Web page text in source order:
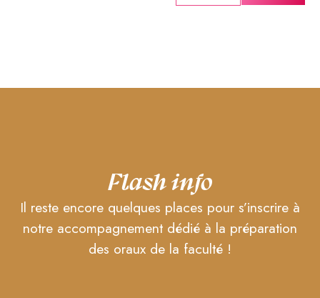
Flash info
Il reste encore quelques places pour s’inscrire à
notre accompagnement dédié à la préparation
des oraux de la faculté !